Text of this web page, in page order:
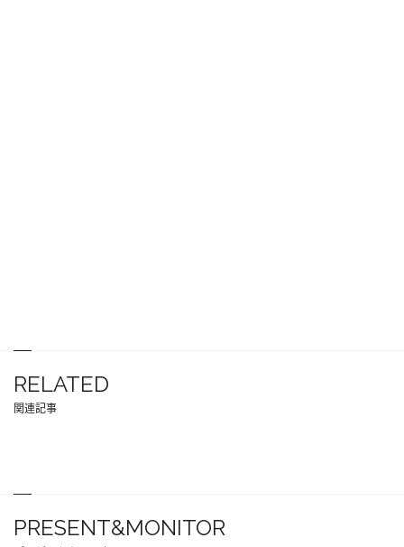
RELATED
関連記事
PRESENT&MONITOR